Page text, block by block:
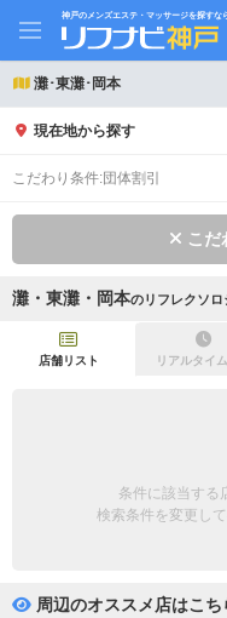
神戸のメンズエステ・マッサージを探すな
灘･東灘･岡本
現在地から探す
初回割引あり
ペアルームあり
こだわり条件:団体割引
こだ
灘・東灘・岡本のリフレクソ
店舗リスト リアルタイ
条件に該当する
検索条件を変更し
周辺のオススメ店はこち